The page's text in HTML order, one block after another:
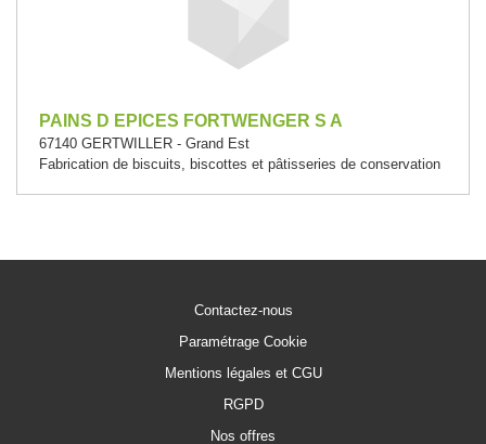
PAINS D EPICES FORTWENGER S A
67140 GERTWILLER - Grand Est
Fabrication de biscuits, biscottes et pâtisseries de conservation
Contactez-nous
Paramétrage Cookie
Mentions légales et CGU
RGPD
Nos offres